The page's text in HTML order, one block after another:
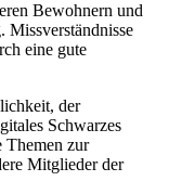
Bewohnern und
Missverständnisse
eine gute
der
Schwarzes
Themen zur
Mitglieder der